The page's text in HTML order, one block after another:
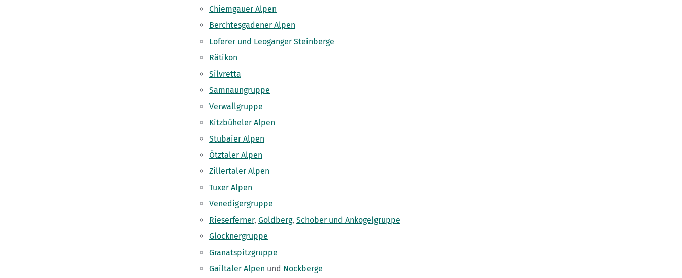
Chiemgauer Alpen
Berchtesgadener Alpen
Loferer und Leoganger Steinberge
Rätikon
Silvretta
Samnaungruppe
Verwallgruppe
Kitzbüheler Alpen
Stubaier Alpen
Ötztaler Alpen
Zillertaler Alpen
Tuxer Alpen
Venedigergruppe
Rieserferner, Goldberg, Schober und Ankogelgruppe
Glocknergruppe
Granatspitzgruppe
Gailtaler Alpen und Nockberge